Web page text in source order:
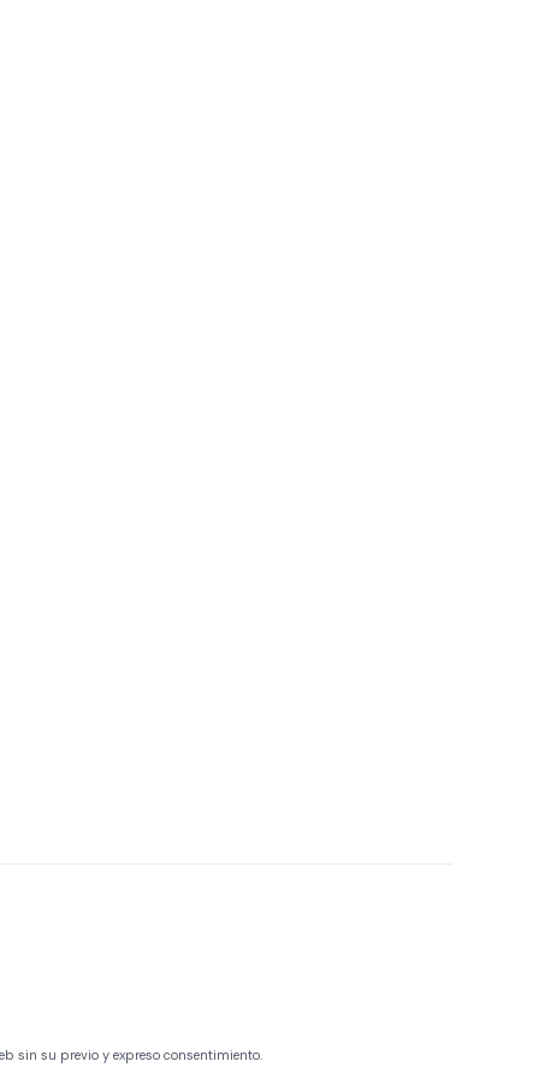
sin su previo y expreso consentimiento.